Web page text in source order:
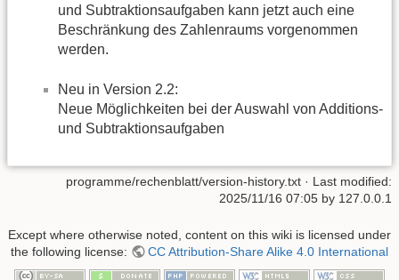
und Subtraktionsaufgaben kann jetzt auch eine
Beschränkung des Zahlenraums vorgenommen
werden.
Neu in Version 2.2:
Neue Möglichkeiten bei der Auswahl von Additions-
und Subtraktionsaufgaben
programme/rechenblatt/version-history.txt · Last modified:
2025/11/16 07:05 by 127.0.0.1
Except where otherwise noted, content on this wiki is licensed under
the following license:
CC Attribution-Share Alike 4.0 International